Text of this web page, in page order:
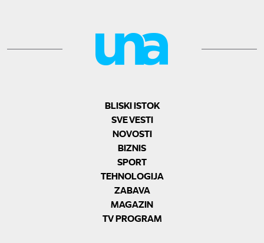
BLISKI ISTOK
SVE VESTI
NOVOSTI
BIZNIS
SPORT
TEHNOLOGIJA
ZABAVA
MAGAZIN
TV PROGRAM